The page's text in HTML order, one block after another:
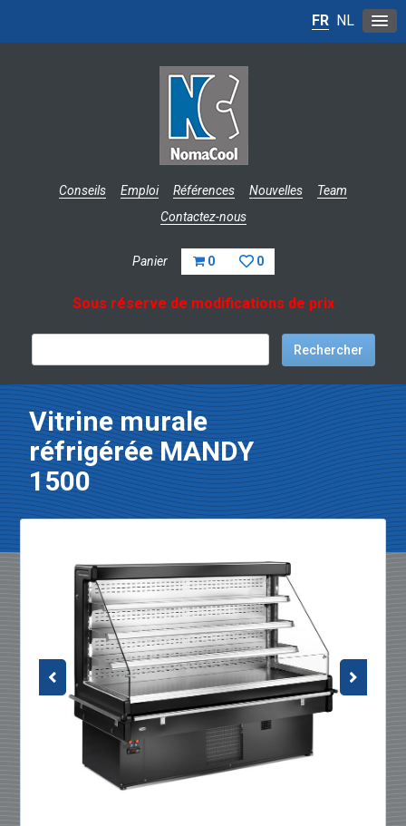
Conseils Emploi Références Nouvelles
Team
Contactez-nous
Panier 0 0
FR NL
Sous réserve de modifications de prix
Vitrine murale
réfrigérée MANDY
1500